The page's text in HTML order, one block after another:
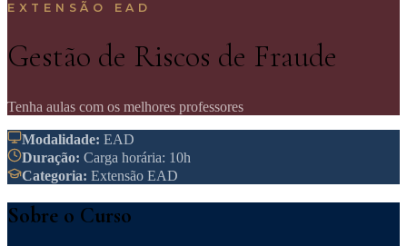
EXTENSÃO EAD
Gestão de Riscos de Fraude
Tenha aulas com os melhores professores
Modalidade: EAD
Duração: Carga horária: 10h
Categoria: Extensão EAD
Sobre o Curso